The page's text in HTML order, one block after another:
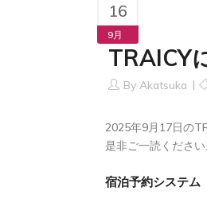
16
9月
TRAICY
By Akatsuka
2025年9月17日の
是非ご一読ください
宿泊予約システム